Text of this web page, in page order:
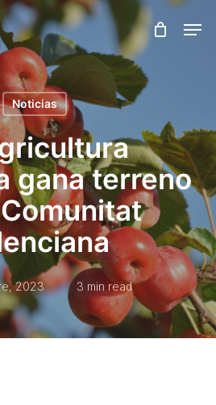
Noticias
gana terreno
2023 3 min read